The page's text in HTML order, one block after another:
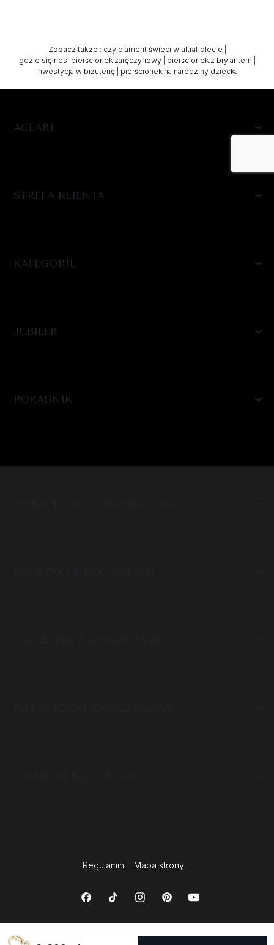
Zobacz także : czy diament świeci w ultrafiolecie
gdzie się nosi pierścionek zaręczynowy| pierścionek.z brylantem
inwestycja w biżuterię
pierścionek na narodziny dziecka
ACLARI
STREFA KLIENTA
KATEGORIE
JUBILER
PORADNIK
Regulamin Mapa strony